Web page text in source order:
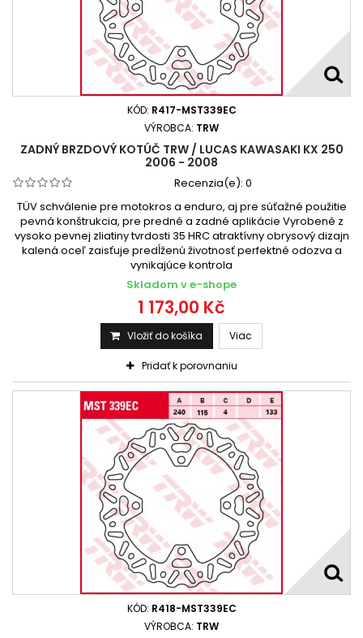
KÓD: R417-MST339EC
VÝROBCA: TRW
ZADNÝ BRZDOVÝ KOTÚČ TRW / LUCAS KAWASAKI KX 250
2006 - 2008
Recenzia(e): 0
TÜV schválenie pre motokros a enduro, aj pre súťažné použitie
pevná konštrukcia, pre predné a zadné aplikácie Vyrobené z
vysoko pevnej zliatiny tvrdosti 35 HRC atraktívny obrysový dizajn
kalená oceľ zaisťuje predĺženú životnosť perfektné odozva a
vynikajúce kontrola
Skladom v e-shope
1 173,00 Kč
Vložiť do košíka Viac
Pridať k porovnaniu
KÓD: R418-MST339EC
VÝROBCA: TRW